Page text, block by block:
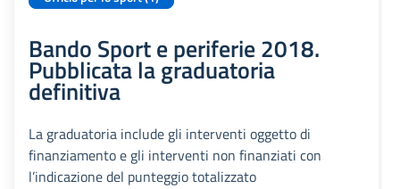
Bando Sport e periferie 2018.
Pubblicata la graduatoria
definitiva
La graduatoria include gli interventi oggetto di
finanziamento e gli interventi non finanziati con
l’indicazione del punteggio totalizzato